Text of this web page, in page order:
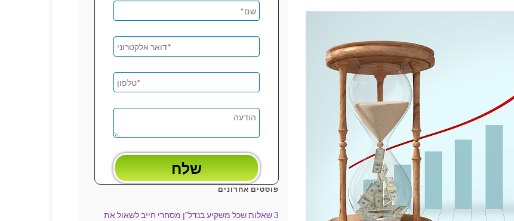
פוסטים אחרונים
3 שאלות שכל משקיע בנדל"ן מסחרי חייב לשאול את